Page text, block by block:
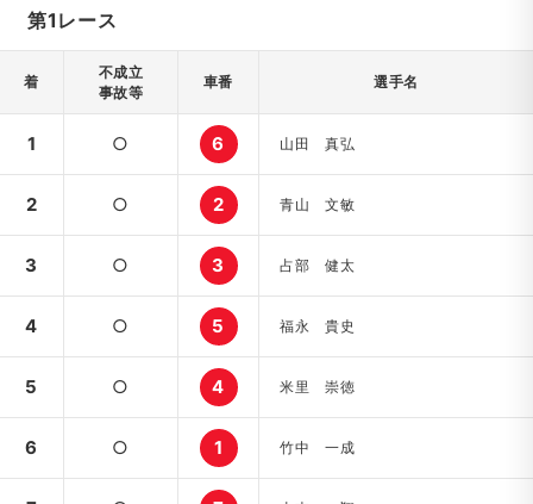
第1レース
着
不成立
事故等
車番 選手名
1 ○ 6 山田 真弘
2 ○ 2 青山 文敏
3 ○ 3 占部 健太
4 ○ 5 福永 貴史
5 ○ 4 米里 崇徳
6 ○ 1 竹中 一成